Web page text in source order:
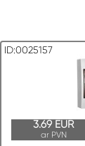
ID:0025157
3.69 EUR
ar PVN